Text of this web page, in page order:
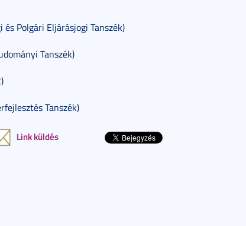
és Polgári Eljárásjogi Tanszék)
Tanszék)
Tanszék)
Link küldés